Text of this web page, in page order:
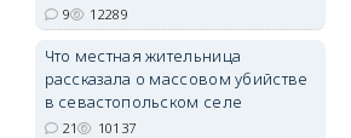
9 12289
Что местная жительница
рассказала о массовом убийстве
в севастопольском селе
21 10137